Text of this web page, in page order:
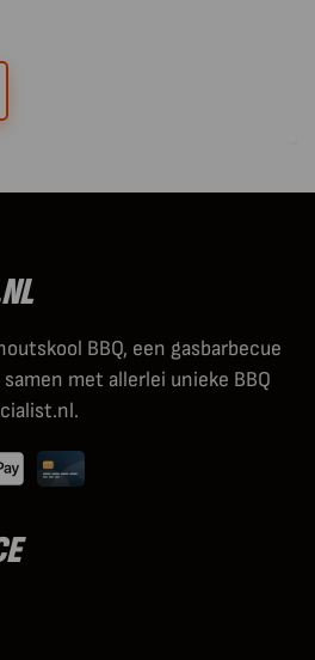
BBQ, een gasbarbecue
met allerlei unieke BBQ